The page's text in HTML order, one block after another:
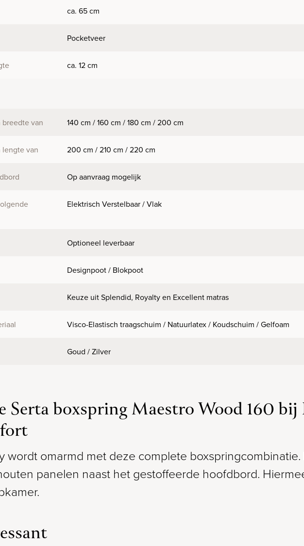
ca. 65 cm
Pocketveer
ca. 12 cm
van 140 cm / 160 cm / 180 cm / 200 cm
lengte van 200 cm / 210 cm / 220 cm
Op aanvraag mogelijk
Elektrisch Verstelbaar / Vlak
Optioneel leverbaar
Designpoot / Blokpoot
Keuze uit Splendid, Royalty en Excellent matras
Visco-Elastisch traagschuim / Natuurlatex / Koudschuim / Gelfoam
Goud / Zilver
Serta boxspring Maestro Wood 160
wordt omarmd met deze complete
panelen naast het gestoffeerde hoofdbord.